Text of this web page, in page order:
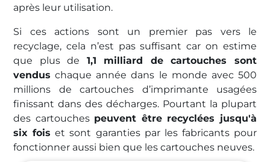
après leur utilisation.
Si ces actions sont un premier pas vers le
recyclage, cela n’est pas suffisant car on estime
que plus de 1,1 milliard de cartouches sont
vendus chaque année dans le monde avec 500
millions de cartouches d’imprimante usagées
finissant dans des décharges. Pourtant la plupart
des cartouches peuvent être recyclées jusqu'à
six fois et sont garanties par les fabricants pour
fonctionner aussi bien que les cartouches neuves.